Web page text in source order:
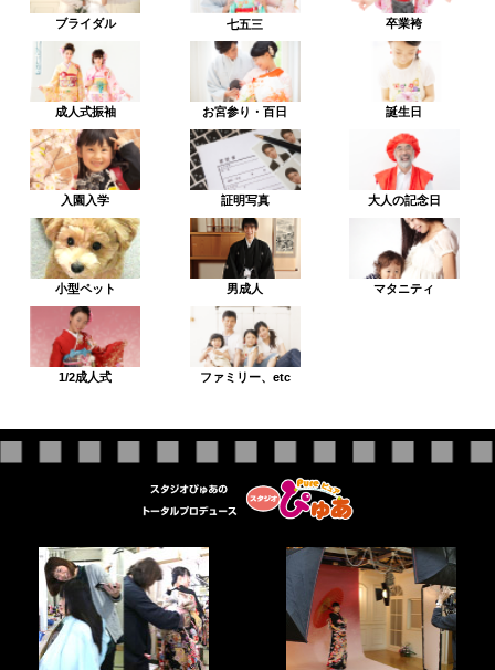
ブライダル 七五三 卒業袴
成人式振袖 お宮参り・百日 誕生日
入園入学 証明写真 大人の記念日
小型ペット 男成人 マタニティ
1/2成人式 ファミリー、etc